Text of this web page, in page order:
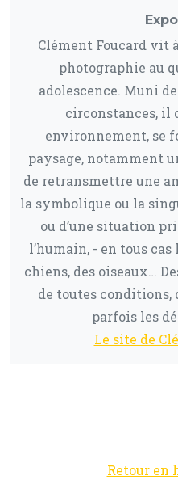
Clément Foucard vit
photographie au
adolescence. Muni
circonstances, il
environnement, se
paysage, notamment
de retransmettre une
la symbolique ou la
ou d’une situation
l’humain, - en tous
chiens, des oiseaux…
de toutes conditions,
parfois les
Le site de
Retour en